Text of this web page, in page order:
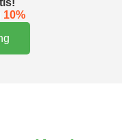
10%